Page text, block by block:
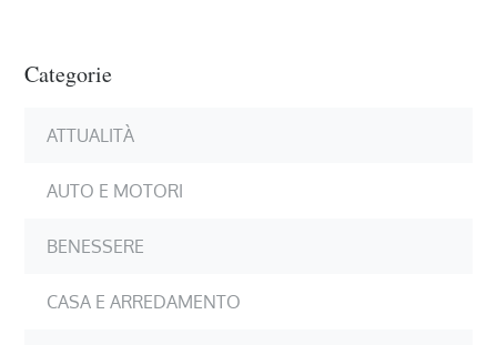
Categorie
ATTUALITÀ
AUTO E MOTORI
BENESSERE
CASA E ARREDAMENTO